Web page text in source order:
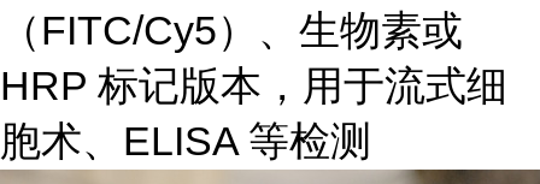
（FITC/Cy5）、生物素或
HRP 标记版本，用于流式细
胞术、ELISA 等检测